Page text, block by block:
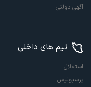
آگهی دولتی
تیم های داخلی
استقلال
پرسپولیس